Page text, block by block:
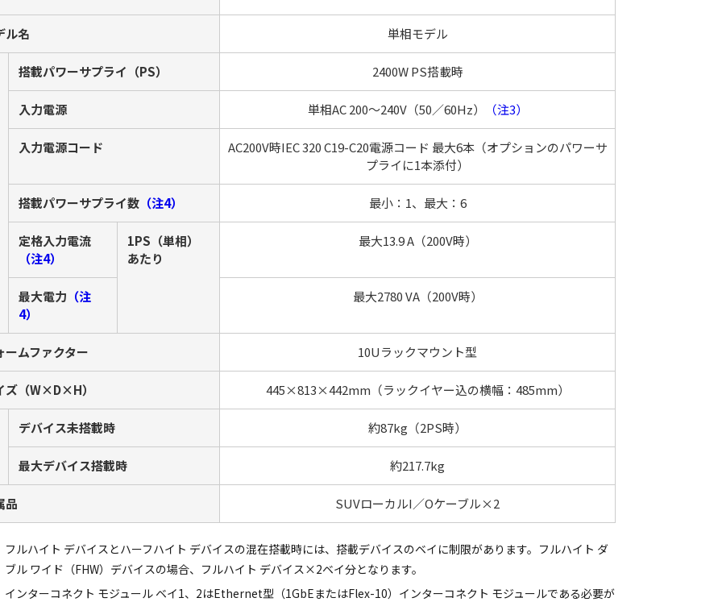
ル名 単相モデル
搭載パワーサプライ（PS） 2400W PS搭載時
入力電源 単相AC 200～240V（50／60Hz） （注3）
入力電源コード
AC200V時IEC 320 C19-C20電源コード 最大6本（オプションのパワーサ
プライに1本添付）
搭載パワーサプライ数 （注4） 最小：1、最大：6
定格入力電流
（注4）
1PS（単相）
あたり
最大13.9 A（200V時）
最大電力 （注
4）
最大2780 VA（200V時）
ームファクター 10Uラックマウント型
ズ（W×D×H） 445×813×442mm（ラックイヤー込の横幅：485mm）
デバイス未搭載時 約87kg（2PS時）
最大デバイス搭載時 約217.7kg
品 SUVローカルI／Oケーブル×2
フルハイト デバイスとハーフハイト デバイスの混在搭載時には、搭載デバイスのベイに制限があります。フルハイト ダ
ブル ワイド（FHW）デバイスの場合、フルハイト デバイス×2ベイ分となります。
インターコネクト モジュール ベイ1、2はEthernet型（1GbEまたはFlex-10）インターコネクト モジュールである必要が